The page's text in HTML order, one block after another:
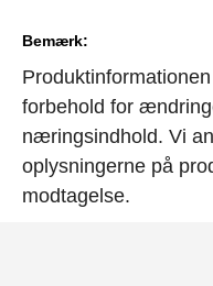
Bemærk:
forbehold for
næringsindhold. Vi
oplysningerne på
modtagelse.